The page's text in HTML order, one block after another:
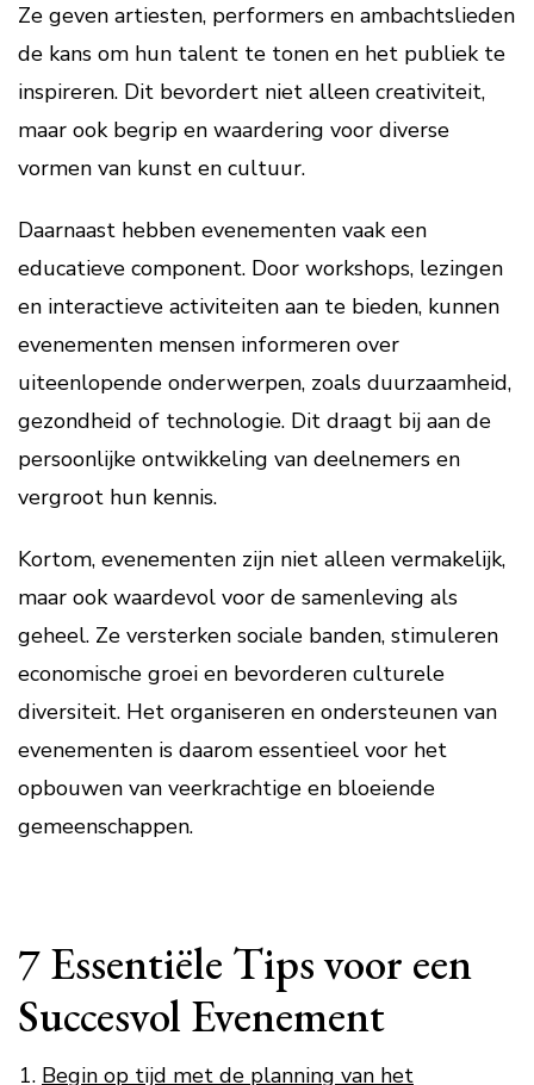
Ze geven artiesten, performers en ambachtslieden
de kans om hun talent te tonen en het publiek te
inspireren. Dit bevordert niet alleen creativiteit,
maar ook begrip en waardering voor diverse
vormen van kunst en cultuur.
Daarnaast hebben evenementen vaak een
educatieve component. Door workshops, lezingen
en interactieve activiteiten aan te bieden, kunnen
evenementen mensen informeren over
uiteenlopende onderwerpen, zoals duurzaamheid,
gezondheid of technologie. Dit draagt bij aan de
persoonlijke ontwikkeling van deelnemers en
vergroot hun kennis.
Kortom, evenementen zijn niet alleen vermakelijk,
maar ook waardevol voor de samenleving als
geheel. Ze versterken sociale banden, stimuleren
economische groei en bevorderen culturele
diversiteit. Het organiseren en ondersteunen van
evenementen is daarom essentieel voor het
opbouwen van veerkrachtige en bloeiende
gemeenschappen.
7 Essentiële Tips voor een
Succesvol Evenement
Begin op tijd met de planning van het